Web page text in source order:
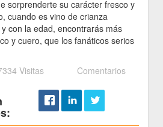
sorprenderte su carácter fresco y
cuando es vino de crianza
con la edad, encontrarás más
y cuero, que los fanáticos serios
Visitas Comentarios